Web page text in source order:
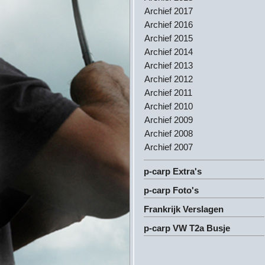
Archief 2017
Archief 2016
Archief 2015
Archief 2014
Archief 2013
Archief 2012
Archief 2011
Archief 2010
Archief 2009
Archief 2008
Archief 2007
p-carp Extra's
p-carp Foto's
Frankrijk Verslagen
p-carp VW T2a Busje